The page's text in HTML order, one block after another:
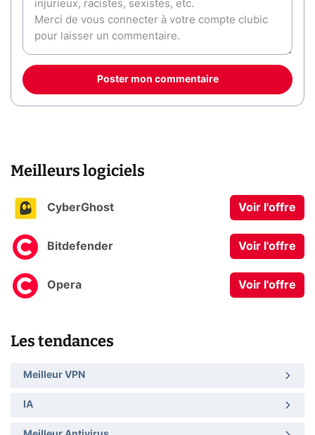
Poster mon commentaire
Meilleurs logiciels
CyberGhost Voir l'offre
Bitdefender Voir l'offre
Opera Voir l'offre
Les tendances
Meilleur VPN
IA